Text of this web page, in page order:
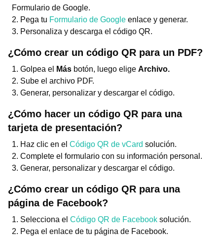
Formulario de Google.
Pega tu Formulario de Google enlace y generar.
Personaliza y descarga el código QR.
¿Cómo crear un código QR para un PDF?
Golpea el Más botón, luego elige Archivo.
Sube el archivo PDF.
Generar, personalizar y descargar el código.
¿Cómo hacer un código QR para una
tarjeta de presentación?
Haz clic en el Código QR de vCard solución.
Complete el formulario con su información personal.
Generar, personalizar y descargar el código.
¿Cómo crear un código QR para una
página de Facebook?
Selecciona el Código QR de Facebook solución.
Pega el enlace de tu página de Facebook.